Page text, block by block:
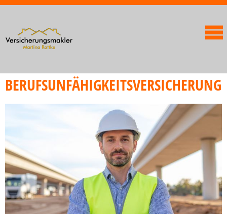
BERUFSUNFÄHIGKEITSVERSICHERUNG